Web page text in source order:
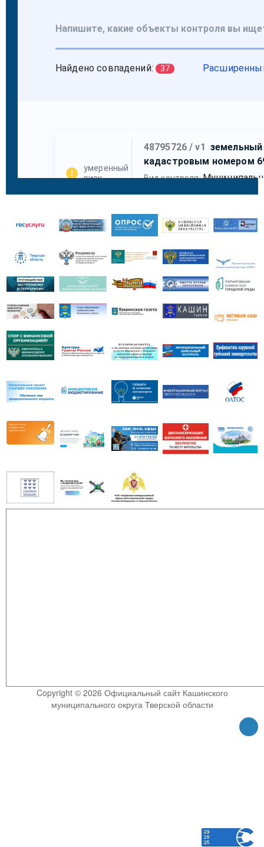
Copyright © 2026 Официальный сайт Кашинского
муниципального округа Тверской области